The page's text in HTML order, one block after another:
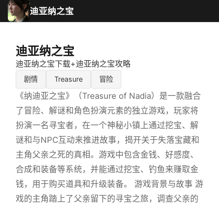
迪亚纳之宝
迪亚纳之宝
迪亚纳之宝下载+迪亚纳之宝攻略
剧情 Treasure 冒险
《纳迪亚之宝》（Treasure of Nadia）是一款融合
了冒险、解谜和角色扮演元素的独立游戏，玩家将
扮演一名寻宝者，在一个神秘小镇上通过挖宝、解
谜和与NPC互动来推进故事，揭开关于失落宝藏和
主角父亲之死的真相。游戏中包含金钱、好感度、
合成和装备等系统，并能通过挖宝、钓鱼来赚取金
钱，用于购买道具和升级装备。 游戏背景与故事 游
戏的主角踏上了父亲留下的寻宝之旅，调查父亲的